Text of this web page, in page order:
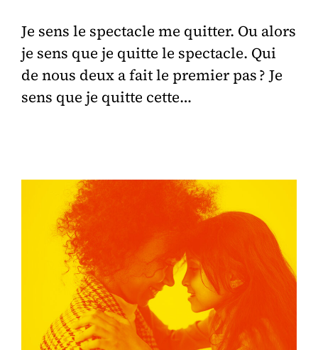
Je sens le spectacle me quitter. Ou alors
je sens que je quitte le spectacle. Qui
de nous deux a fait le premier pas ? Je
sens que je quitte cette…